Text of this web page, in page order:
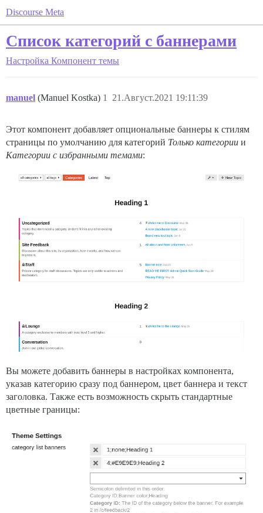
Discourse Meta
Список категорий с баннерами
Настройка Компонент темы
manuel (Manuel Kostka) 21.Август.2021 19:11:39
1
Этот компонент добавляет опциональные баннеры к стилям
страницы по умолчанию для категорий Только категории и
Категории с избранными темами:
Вы можете добавить баннеры в настройках компонента,
указав категорию сразу под баннером, цвет баннера и текст
заголовка. Также есть возможность скрыть стандартные
цветные границы: